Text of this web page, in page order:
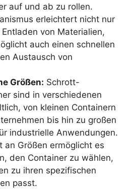
auf und ab zu rollen.
erleichtert nicht nur
von Materialien,
auch einen schnellen
Austausch von
Größen: Schrott-
sind in verschiedenen
von kleinen Containern
bis hin zu großen
industrielle Anwendungen.
an Größen ermöglicht es
den Container zu wählen,
zu ihren spezifischen
passt.